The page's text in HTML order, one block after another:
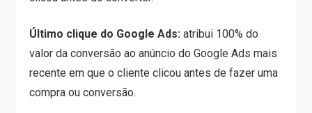
Último clique do Google Ads: atribui 100% do
valor da conversão ao anúncio do Google Ads mais
recente em que o cliente clicou antes de fazer uma
compra ou conversão.